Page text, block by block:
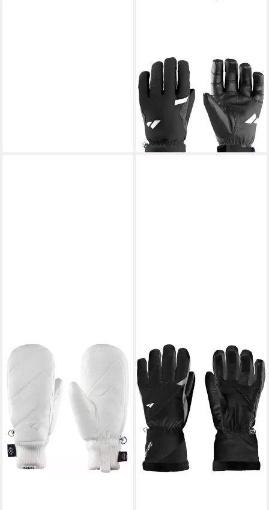
ZANIER
Skihandschuhe
WILDSPITZE.TW
64,95 €
UVP 119,99 €
-46%
lieferbar - in 2-3 Werktagen bei dir